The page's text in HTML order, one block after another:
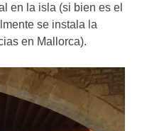
en la isla (si bien es el
se instala la
en Mallorca).